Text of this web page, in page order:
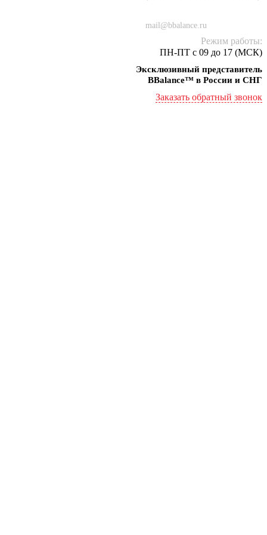
mail@bbalance.ru
Режим работы:
ПН-ПТ с 09 до 17 (МСК)
Эксклюзивный представитель
BBalance™ в России и СНГ
Заказать обратный звонок